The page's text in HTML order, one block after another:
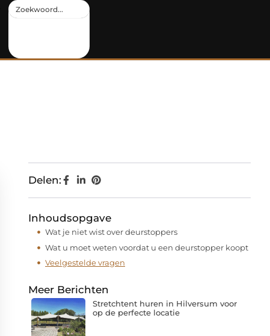
Delen:
Inhoudsopgave
Wat je niet wist over deurstoppers
Wat u moet weten voordat u een deurstopper koopt
Veelgestelde vragen
Meer Berichten
Stretchtent huren in Hilversum voor
op de perfecte locatie